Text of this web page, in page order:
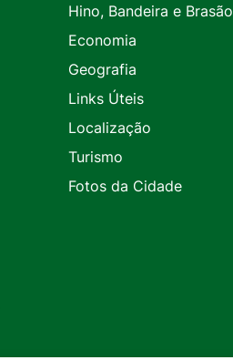
Hino, Bandeira e Brasão
Economia
Geografia
Links Úteis
Localização
Turismo
Fotos da Cidade